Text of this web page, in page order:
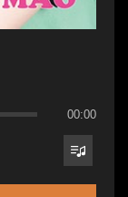
00:00